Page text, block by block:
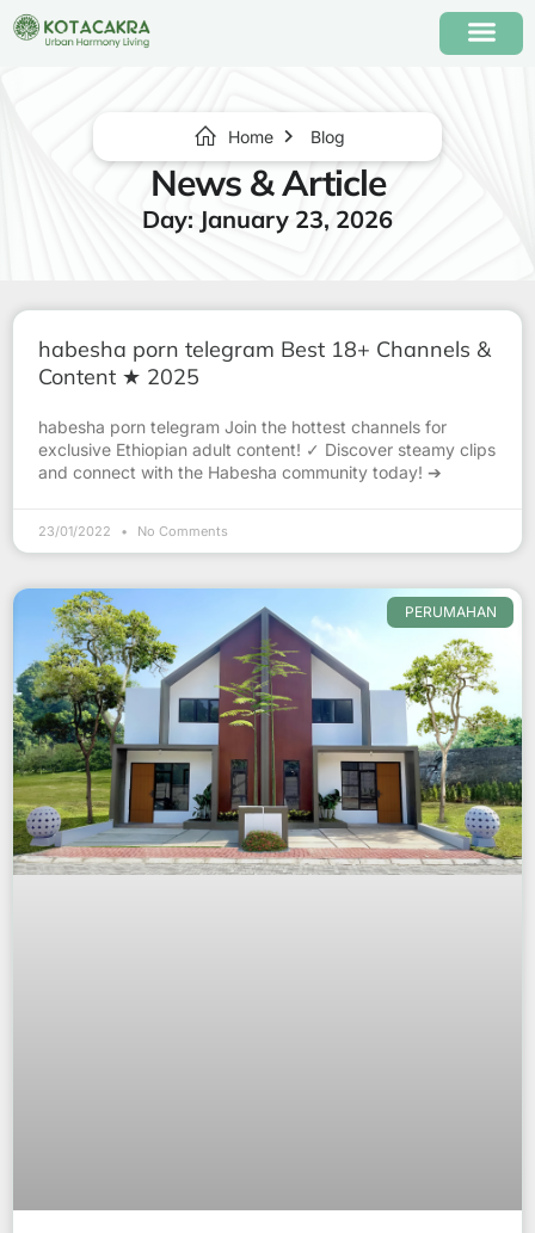
Home Blog
News & Article
Day: January 23, 2026
habesha porn telegram Best 18+ Channels &
Content ★ 2025
habesha porn telegram Join the hottest channels for
exclusive Ethiopian adult content! ✓ Discover steamy clips
and connect with the Habesha community today! ➔
23/01/2022 No Comments
PERUMAHAN